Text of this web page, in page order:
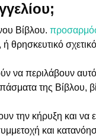
Βίβλου.
θρησκευτικό
να περιλάβουν
της Βίβλου,
την κήρυξη και
και